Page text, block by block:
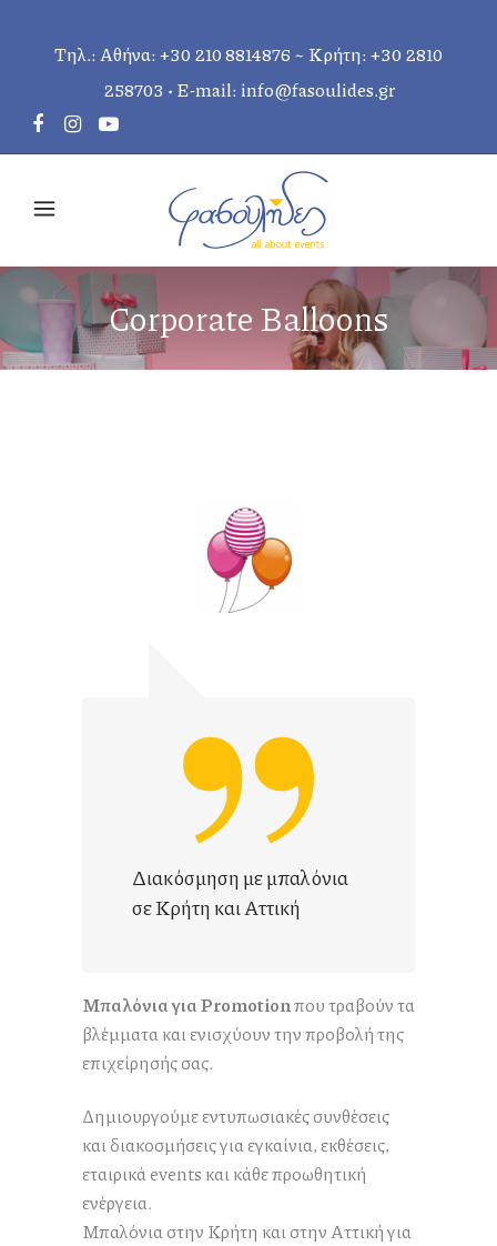
Τηλ.: Αθήνα:+30 210 8814876 ~ Κρήτη:+30 2810
258703 • E-mail:info@fasoulides.gr
Corporate Balloons
Διακόσμηση με μπαλόνια
σε Κρήτη και Αττική
Μπαλόνια για Promotionπου τραβούν τα
βλέμματα και ενισχύουν την προβολή της
επιχείρησής σας.
Δημιουργούμε εντυπωσιακές συνθέσεις
και διακοσμήσεις για εγκαίνια, εκθέσεις,
εταιρικά events και κάθε προωθητική
ενέργεια.
Μπαλόνια στην Κρήτη και στην Αττική για